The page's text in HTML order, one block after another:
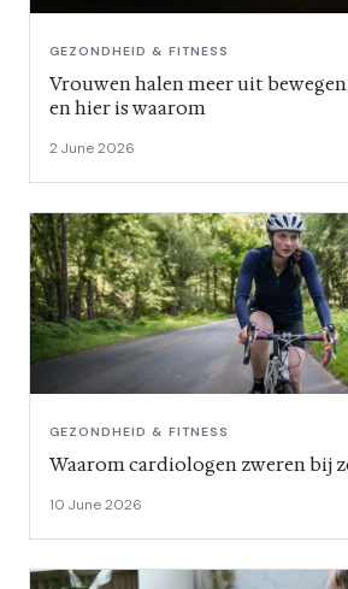
GEZONDHEID & FITNESS
Vrouwen halen meer uit
en hier is waarom
2 June 2026
GEZONDHEID & FITNESS
Waarom cardiologen zweren bij
10 June 2026